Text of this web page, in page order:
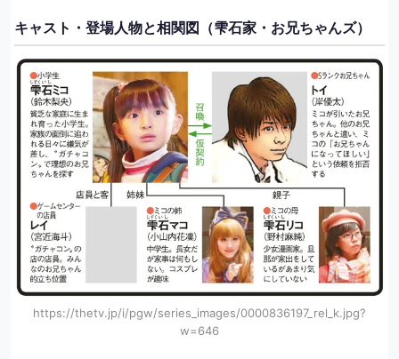
キャスト・登場人物と相関図（雫石家・お兄ちゃんズ）
https://thetv.jp/i/pgw/series_images/0000836197_rel_k.jpg?
w=646